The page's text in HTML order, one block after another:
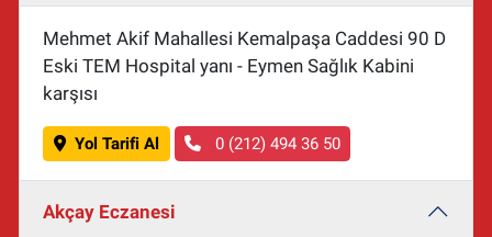
Mehmet Akif Mahallesi Kemalpaşa Caddesi 90 D
Eski TEM Hospital yanı - Eymen Sağlık Kabini
karşısı
Yol Tarifi Al 0 (212) 494 36 50
Akçay Eczanesi